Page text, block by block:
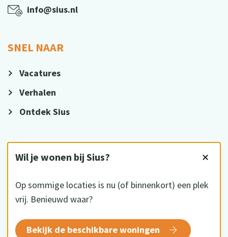
Wil je wonen bij Sius? ✕
Op sommige locaties is nu (of binnenkort) een plek
vrij. Benieuwd waar?
Bekijk de beschikbare woningen
info@sius.nl
SNEL NAAR
Vacatures
Verhalen
Ontdek Sius
HKZ gecertificeerd